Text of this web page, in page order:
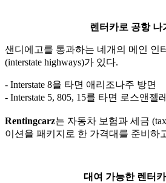
렌터카로 공항 나
샌디에고를 통과하는 네개의 메인 인
(interstate highways)가 있다.
- Interstate 8을 타면 애리조나주 방면
- Interstate 5, 805, 15를 타면 로스앤젤
Rentingcarz는 자동차 보험과 세금
이션을 패키지로 한 가격대를 준비하
대여 가능한 렌터